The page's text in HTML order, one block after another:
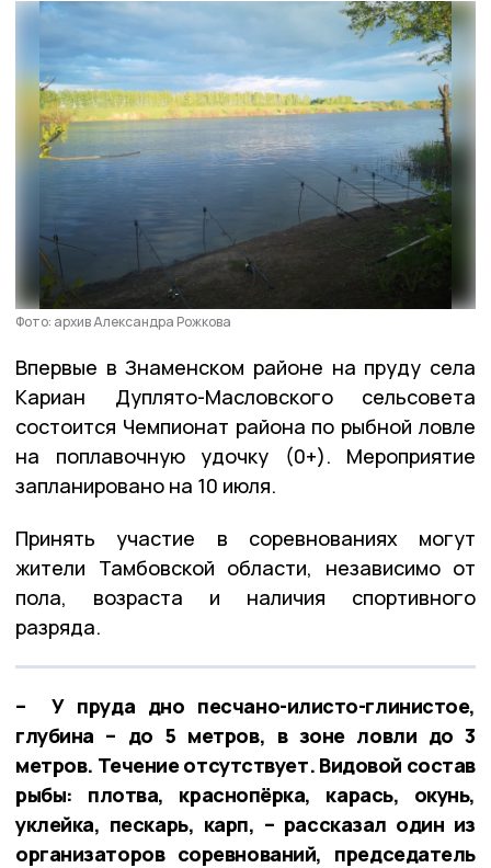
Фото: архив Александра Рожкова
Впервые в Знаменском районе на пруду села
Кариан Дуплято-Масловского сельсовета
состоится Чемпионат района по рыбной ловле
на поплавочную удочку (0+). Мероприятие
запланировано на 10 июля.
Принять участие в соревнованиях могут
жители Тамбовской области, независимо от
пола, возраста и наличия спортивного
разряда.
– У пруда дно песчано-илисто-глинистое,
глубина – до 5 метров, в зоне ловли до 3
метров. Течение отсутствует. Видовой состав
рыбы: плотва, краснопёрка, карась, окунь,
уклейка, пескарь, карп, – рассказал один из
организаторов соревнований, председатель